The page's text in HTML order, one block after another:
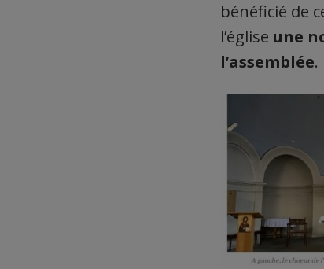
bénéficié de
l’église une
l’assemblée.